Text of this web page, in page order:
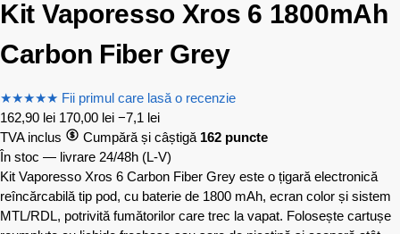
Kit Vaporesso Xros 6 1800mAh
Carbon Fiber Grey
★★★★★ Fii primul care lasă o recenzie
162,90 lei 170,00 lei −7,1 lei
TVA inclus
Cumpără și câștigă 162 puncte
În stoc — livrare 24/48h (L-V)
Kit Vaporesso Xros 6 Carbon Fiber Grey este o țigară electronică
reîncărcabilă tip pod, cu baterie de 1800 mAh, ecran color și sistem
MTL/RDL, potrivită fumătorilor care trec la vapat. Folosește cartușe